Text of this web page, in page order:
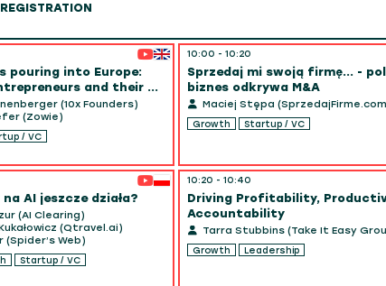
pouring into Europe:
and their ...
(10x Founders)
(Zowie)
/ VC
AI jeszcze działa?
(AI Clearing)
(Qtravel.ai)
(Spider’s Web)
Startup / VC
10:00 - 10:20
Sprzedaj mi swoją firmę... -
biznes odkrywa M&A
Maciej Stępa
Growth
Startup / VC
10:20 - 10:40
Driving Profitability,
Accountability
Tarra Stubbins (Take It Easy
Growth
Leadership